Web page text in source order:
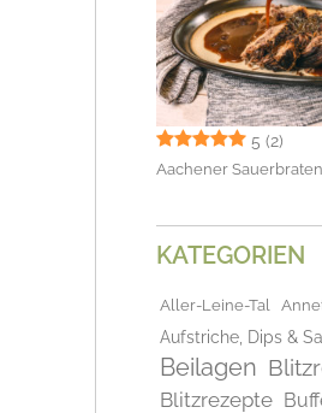
5 (2)
Aachener Sauerbraten
KATEGORIEN
Aller-Leine-Tal
Aufstriche, Dips &
Beilagen
Blitzrezepte